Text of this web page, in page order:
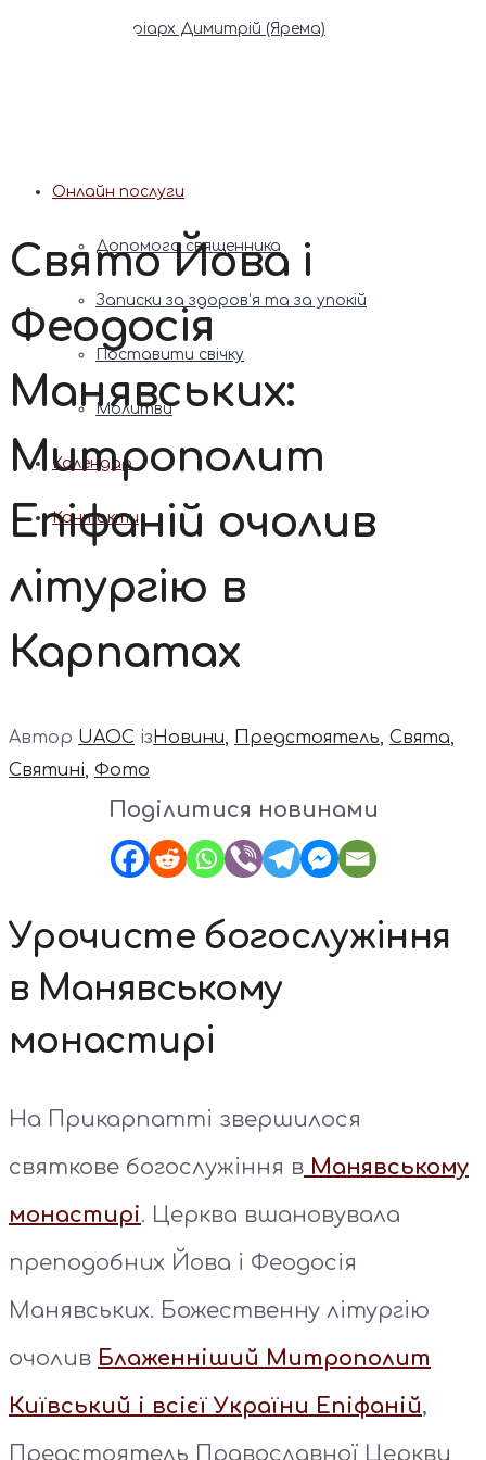
Патріарх Димитрій (Ярема)
Онлайн послуги
Допомога священника
Записки за здоров’я та за упокій
Поставити свічку
Молитви
Календар
Контакти
Свято Йова і
Феодосія
Манявських:
Митрополит
Епіфаній очолив
літургію в
Карпатах
Автор UAOC ізНовини, Предстоятель, Свята,
Святині, Фото
Поділитися новинами
Урочисте богослужіння
в Манявському
монастирі
На Прикарпатті звершилося
святкове богослужіння в Манявському
монастирі. Церква вшановувала
преподобних Йова і Феодосія
Манявських. Божественну літургію
очолив Блаженніший Митрополит
Київський і всієї України Епіфаній,
Предстоятель Православної Церкви